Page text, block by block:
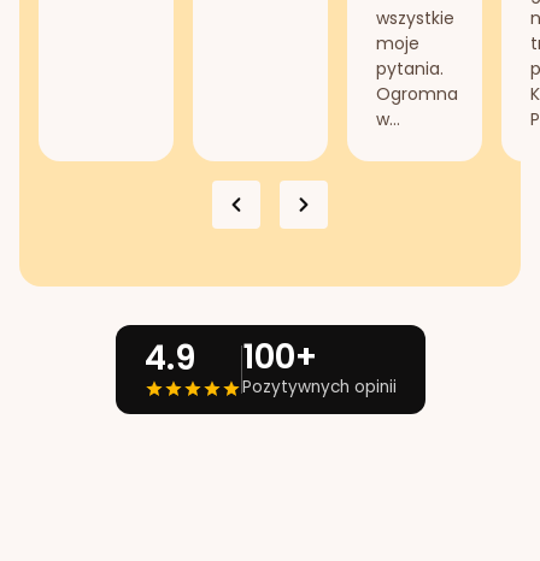
wszystkie
moje
pytania.
Ogromna
w...
4.9 100+
Pozytywnych opinii